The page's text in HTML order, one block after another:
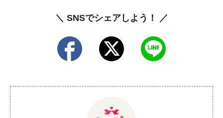
＼ SNSでシェアしよう！ ／